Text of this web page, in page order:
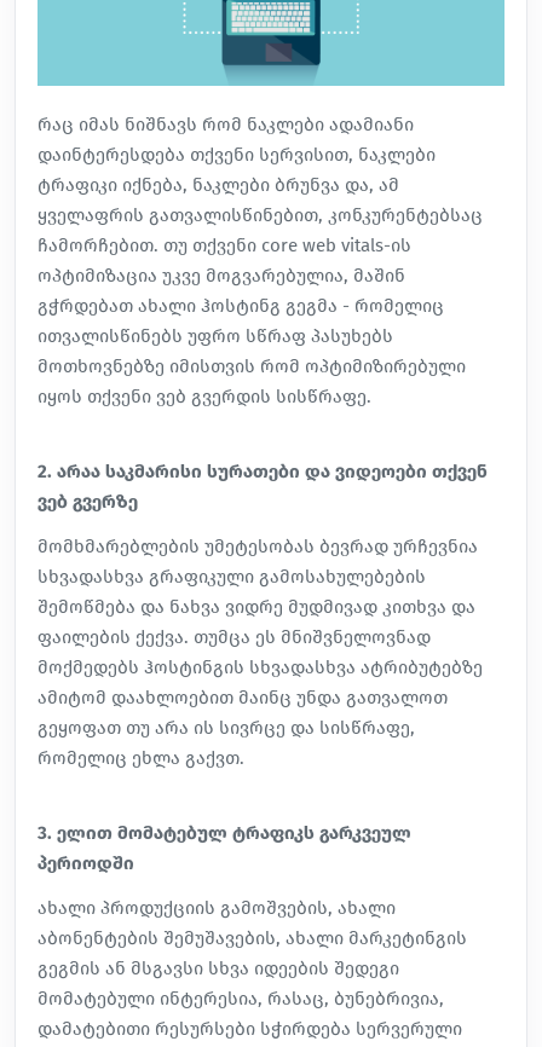
რაც იმას ნიშნავს რომ ნაკლები ადამიანი
დაინტერესდება თქვენი სერვისით, ნაკლები
ტრაფიკი იქნება, ნაკლები ბრუნვა და, ამ
ყველაფრის გათვალისწინებით, კონკურენტებსაც
ჩამორჩებით. თუ თქვენი core web vitals-ის
ოპტიმიზაცია უკვე მოგვარებულია, მაშინ
გჭრდებათ ახალი ჰოსტინგ გეგმა - რომელიც
ითვალისწინებს უფრო სწრაფ პასუხებს
მოთხოვნებზე იმისთვის რომ ოპტიმიზირებული
იყოს თქვენი ვებ გვერდის სისწრაფე.
2. არაა საკმარისი სურათები და ვიდეოები თქვენ
ვებ გვერზე
მომხმარებლების უმეტესობას ბევრად ურჩევნია
სხვადასხვა გრაფიკული გამოსახულებების
შემოწმება და ნახვა ვიდრე მუდმივად კითხვა და
ფაილების ქექვა. თუმცა ეს მნიშვნელოვნად
მოქმედებს ჰოსტინგის სხვადასხვა ატრიბუტებზე
ამიტომ დაახლოებით მაინც უნდა გათვალოთ
გეყოფათ თუ არა ის სივრცე და სისწრაფე,
რომელიც ეხლა გაქვთ.
3. ელით მომატებულ ტრაფიკს გარკვეულ
პერიოდში
ახალი პროდუქციის გამოშვების, ახალი
აბონენტების შემუშავების, ახალი მარკეტინგის
გეგმის ან მსგავსი სხვა იდეების შედეგი
მომატებული ინტერესია, რასაც, ბუნებრივია,
დამატებითი რესურსები სჭირდება სერვერული